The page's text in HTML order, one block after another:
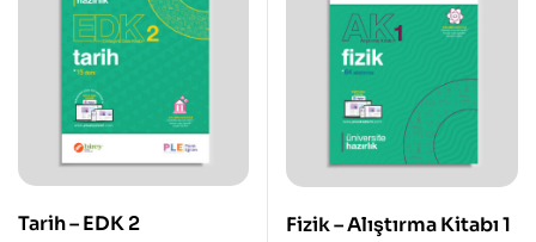
Tarih – EDK 2 Fizik – Alıştırma Kitabı 1